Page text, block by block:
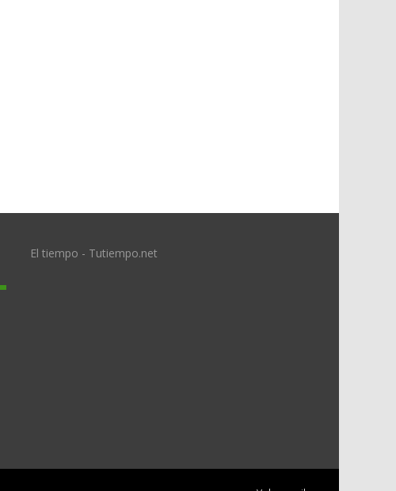
El tiempo - Tutiempo.net